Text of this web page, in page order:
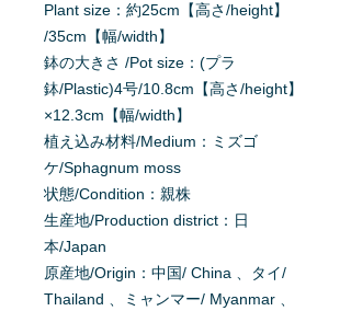
Plant size：約25cm【高さ/height】
/35cm【幅/width】
鉢の大きさ /Pot size：(プラ
鉢/Plastic)4号/10.8cm【高さ/height】
×12.3cm【幅/width】
植え込み材料/Medium：ミズゴ
ケ/Sphagnum moss
状態/Condition：親株
生産地/Production district：日
本/Japan
原産地/Origin：中国/ China 、タイ/
Thailand 、ミャンマー/ Myanmar 、